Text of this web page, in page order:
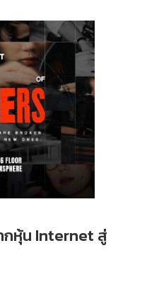
กหุ้น Internet สู่